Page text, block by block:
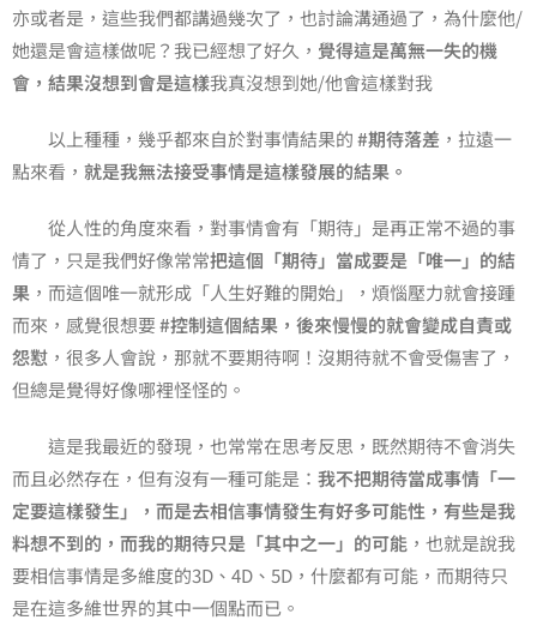
亦或者是，這些我們都講過幾次了，也討論溝通過了，為什麼他/
她還是會這樣做呢？我已經想了好久， 覺得這是萬無一失的機
會，結果沒想到會是這樣我真沒想到她/他會這樣對我
以上種種，幾乎都來自於對事情結果的#期待落差 ，拉遠一
點來看， 就是我無法接受事情是這樣發展的結果。
從人性的角度來看，對事情會有「期待」是再正常不過的事
情了，只是我們好像常常把這個「期待」當成要是「唯一」的結
果 ，而這個唯一就形成「人生好難的開始」，煩惱壓力就會接踵
而來，感覺很想要#控制這個結果，後來慢慢的就會變成自責或
怨懟 ，很多人會說，那就不要期待啊！沒期待就不會受傷害了，
但總是覺得好像哪裡怪怪的。
這是我最近的發現，也常常在思考反思，既然期待不會消失
而且必然存在，但有沒有一種可能是： 我不把期待當成事情「一
定要這樣發生」，而是去相信事情發生有好多可能性，有些是我
料想不到的，而我的期待只是「其中之一」的可能 ，也就是說我
要相信事情是多維度的3D、4D、5D，什麼都有可能，而期待只
是在這多維世界的其中一個點而已。